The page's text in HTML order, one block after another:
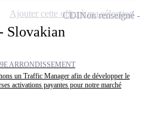
Slovakian
ARRONDISSEMENT
un Traffic Manager afin de développer le
activations payantes pour notre marché
CDINon renseigné
Ajouter cette offre à ma sélection